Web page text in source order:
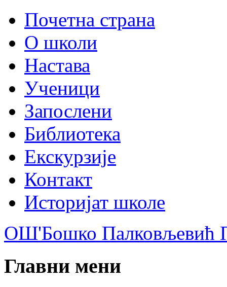
Почетна страна
О школи
Настава
Ученици
Запослени
Библиотека
Екскурзије
Контакт
Историјат школе
ОШ'Бошко Палковљевић
Главни мени